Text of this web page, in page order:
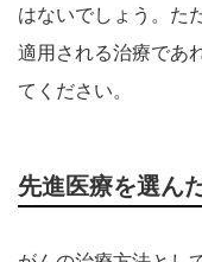
はないでしょう。た
適用される治療であ
てください。
先進医療を選ん